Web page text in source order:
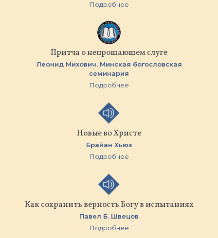
Подробнее
Притча о непрощающем слуге
Леонид Михович, Минская бoгословская
семинария
Подробнее
Новые во Христе
Брайан Хьюз
Подробнее
Как сохранить верность Богу в испытаниях
Павел Б. Швецов
Подробнее